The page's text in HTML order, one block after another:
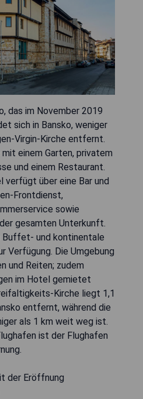
das im November 2019
sich in Bansko, weniger
Virgin-Kirche entfernt.
einem Garten, privatem
und einem Restaurant.
über eine Bar und
Frontdienst,
sowie
gesamten Unterkunft.
und kontinentale
Verfügung. Die Umgebung
und Reiten; zudem
im Hotel gemietet
Kirche liegt 1,1
entfernt, während die
als 1 km weit weg ist.
ist der Flughafen
der Eröffnung